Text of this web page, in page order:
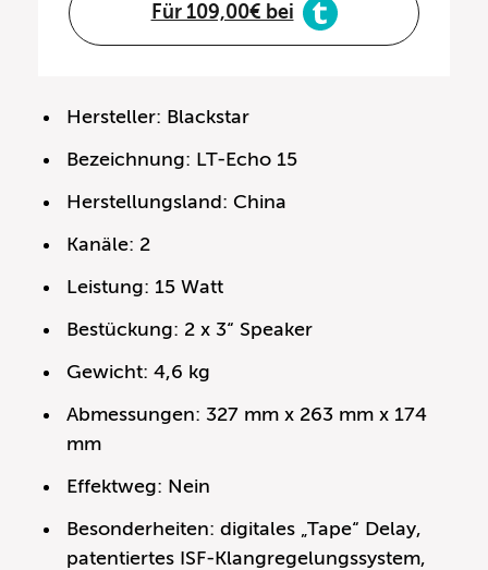
Für 109,00€ bei
Hersteller: Blackstar
Bezeichnung: LT-Echo 15
Herstellungsland: China
Kanäle: 2
Leistung: 15 Watt
Bestückung: 2 x 3“ Speaker
Gewicht: 4,6 kg
Abmessungen: 327 mm x 263 mm x 174
mm
Effektweg: Nein
Besonderheiten: digitales „Tape“ Delay,
patentiertes ISF-Klangregelungssystem,